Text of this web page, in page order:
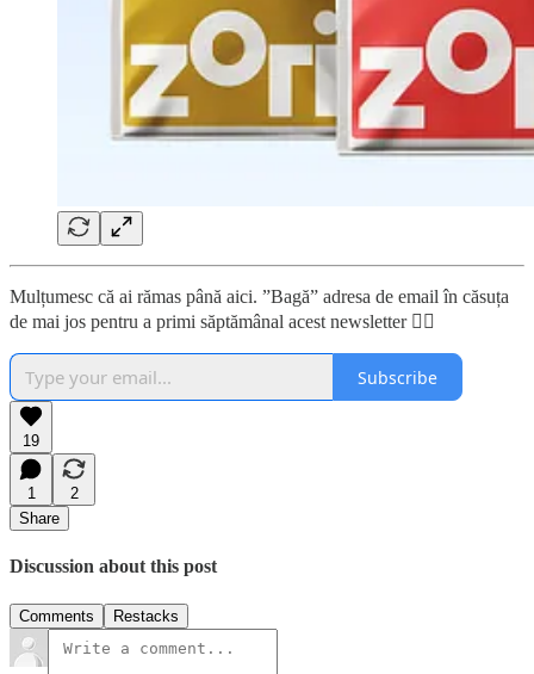
Mulțumesc că ai rămas până aici. ”Bagă” adresa de email în căsuța
de mai jos pentru a primi săptămânal acest newsletter 👇🏼
Subscribe
19
1
2
Share
Discussion about this post
Comments Restacks